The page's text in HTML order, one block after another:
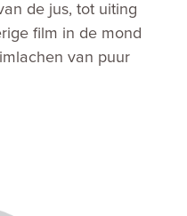
de jus, tot uiting
film in de mond
van puur